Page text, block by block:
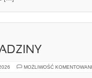
MOŻLIWOŚĆ